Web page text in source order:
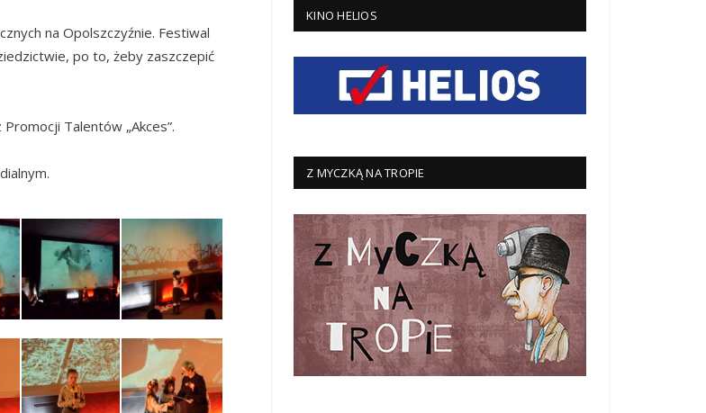
na Opolszczyźnie. Festiwal
po to, żeby zaszczepić
Talentów „Akces”.
KINO HELIOS
Z MYCZKĄ NA TROPIE